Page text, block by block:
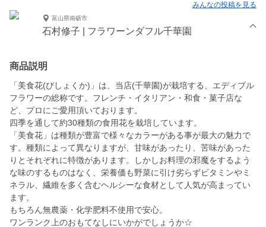
みんなの投稿を見る
富山県南砺市
石村修子 | フラワーンダフル千華園
商品説明
「美食花(びしょくか)」は、当店(千華園)が栽培する、エディブル
フラワーの総称です。フレンチ・イタリアン・和食・菓子店な
ど、プロにご愛用頂いております。
四季を通して約30種類の食用花を栽培しています。
「美食花」は種類が豊富で様々なカラーがある事が最大の魅力で
す。種類によって異なりますが、甘味があったり、苦味があった
りとそれぞれに特徴があります。しかしお料理の邪魔をするよう
な味のするものはなく、栄養価も野菜に引け劣らずビタミンやミ
ネラル、繊維を多く含むヘルシーな食材として人気が高まってい
ます。
もちろん無農薬・化学肥料不使用で安心。
ワンランク上のおもてなしにいかがでしょうか☆